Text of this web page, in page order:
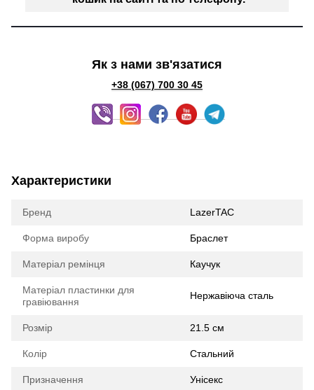
Як з нами зв'язатися
+38 (067) 700 30 45
Характеристики
Бренд LazerTAC
Форма виробу Браслет
Матеріал ремінця Каучук
Матеріал пластинки для
гравіювання
Нержавіюча сталь
Розмір 21.5 см
Колір Стальний
Призначення Унісекс